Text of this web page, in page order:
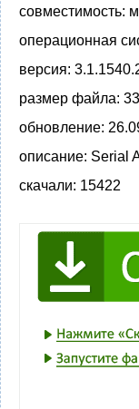
совместимость:
операционная
версия:
размер файла:
обновление:
описание: Serial
скачали: 15422